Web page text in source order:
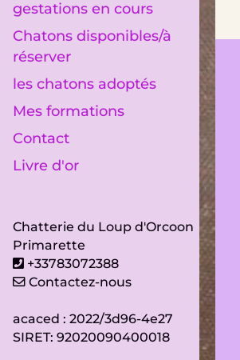
gestations en cours
Chatons disponibles/à
réserver
les chatons adoptés
Mes formations
Contact
Livre d'or
Chatterie du Loup d'Orcoon
Primarette
+33783072388
Contactez-nous
acaced : 2022/3d96-4e27
SIRET: 92020090400018